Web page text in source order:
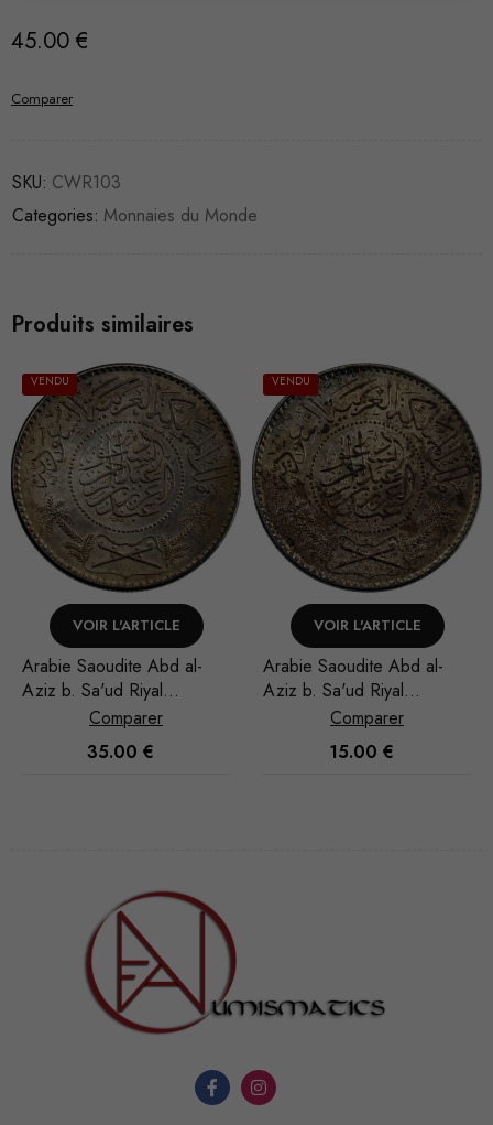
45.00 €
Comparer
SKU: CWR103
Categories: Monnaies du Monde
Produits similaires
VENDU
VOIR L'ARTICLE
Arabie Saoudite Abd al-
Aziz b. Sa'ud Riyal
1948/AH 1367
Comparer
35.00 €
VENDU
VOIR L'ARTICLE
Arabie Saoudite Abd al-
Aziz b. Sa'ud Riyal
1948/AH 1367
Comparer
15.00 €
sont